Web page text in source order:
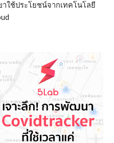
ใช้ประโยชน์จากเทคโนโลยี